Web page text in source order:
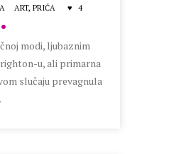
ART,PRIČA 4
modi, ljubaznim
u, ali primarna
slučaju prevagnula